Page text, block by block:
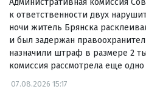
к ответственности двух
ночи житель Брянска
и был задержан
назначили штраф в размере 2
комиссия рассмотрела еще одно
07.08.2026 15:17